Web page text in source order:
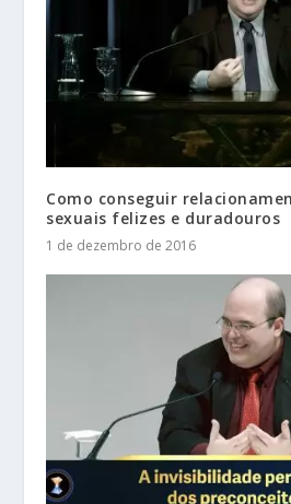
Como conseguir
sexuais felizes e duradouros
1 de dezembro de 2016